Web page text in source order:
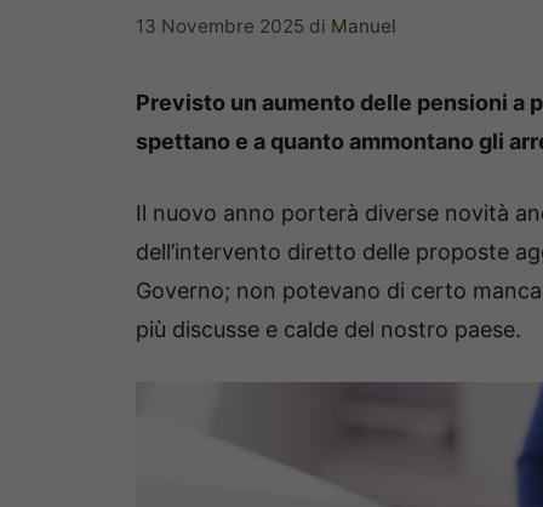
13 Novembre 2025 di Manuel
Previsto un aumento delle pensioni a
spettano e a quanto ammontano gli
Il nuovo anno porterà diverse novità
dell’intervento diretto delle proposte
Governo; non potevano di certo
più discusse e calde del nostro paese.